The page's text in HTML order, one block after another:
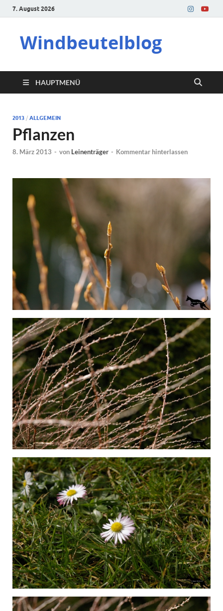
7. August 2026
Windbeutelblog
HAUPTMENÜ
2013 / ALLGEMEIN
Pflanzen
8. März 2013 - von Leinenträger - Kommentar hinterlassen